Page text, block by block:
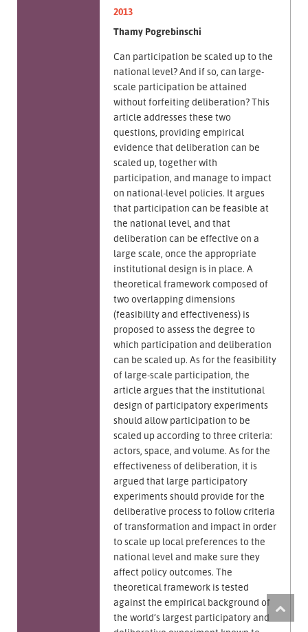
2013
Thamy Pogrebinschi
Can participation be scaled up to the
national level? And if so, can large-
scale participation be attained
without forfeiting deliberation? This
article addresses these two
questions, providing empirical
evidence that deliberation can be
scaled up, together with
participation, and manage to impact
on national-level policies. It argues
that participation can be feasible at
the national level, and that
deliberation can be effective on a
large scale, once the appropriate
institutional design is in place. A
theoretical framework composed of
two overlapping dimensions
(feasibility and effectiveness) is
proposed to assess the degree to
which participation and deliberation
can be scaled up. As for the feasibility
of large-scale participation, the
article argues that the institutional
design of participatory experiments
should allow participation to be
scaled up according to three criteria:
actors, space, and volume. As for the
effectiveness of deliberation, it is
argued that large participatory
experiments should provide for the
deliberative process to follow criteria
of transformation and impact in order
to scale up local preferences to the
national level and make sure they
affect policy outcomes. The
theoretical framework is tested
against the empirical background of
the world’s largest participatory and